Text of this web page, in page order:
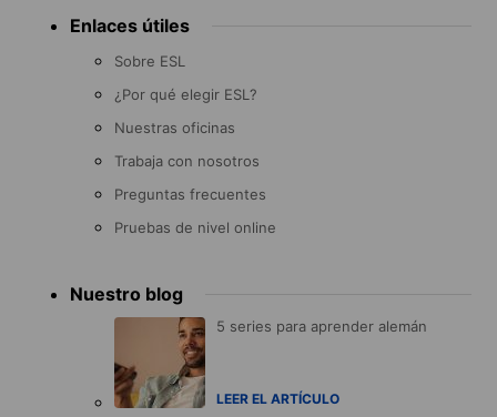
Enlaces útiles
Sobre ESL
¿Por qué elegir ESL?
Nuestras oficinas
Trabaja con nosotros
Preguntas frecuentes
Pruebas de nivel online
Nuestro blog
5 series para aprender alemán
LEER EL ARTÍCULO